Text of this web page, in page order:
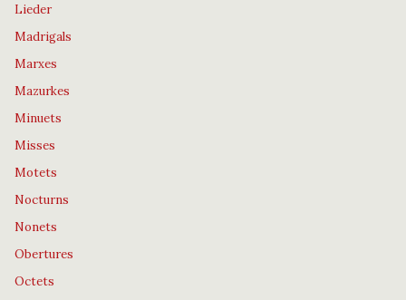
Lieder
Madrigals
Marxes
Mazurkes
Minuets
Misses
Motets
Nocturns
Nonets
Obertures
Octets